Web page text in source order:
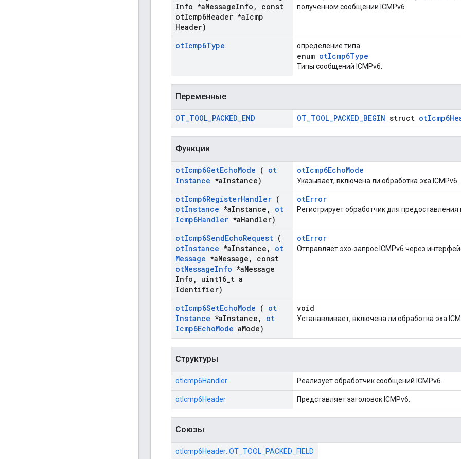
Info *aMessageInfo ,
const
otIcmp6Header *aIcmp
Header)
полученном сообщении ICMPv6.
otIcmp6Type определение типа
enum otIcmp6Type
Типы сообщений ICMPv6.
Переменные
OT_TOOL_PACKED_END OT_TOOL_PACKED_BEGIN struct
Функции
otIcmp6GetEchoMode ( ot
Instance *aInstance)
otIcmp6EchoMode
Указывает, включена ли обработка эха ICMPv6.
otIcmp6RegisterHandler (
otInstance *aInstance ,
ot
Icmp6Handler *aHandler)
otError
Регистрирует обработчик для
otIcmp6SendEchoRequest (
otInstance *aInstance ,
ot
Message *aMessage ,
const
otMessageInfo *aMessage
Info , uint16 t a
Identifier)
otError
Отправляет эхо-запрос ICMPv6 через
otIcmp6SetEchoMode ( ot
Instance *aInstance ,
ot
Icmp6EchoMode aMode)
void
Устанавливает, включена ли обработка эха
Структуры
otIcmp6Handler Реализует обработчик сообщений ICMPv6.
otIcmp6Header Представляет заголовок ICMPv6.
Союзы
otIcmp6Header::OT_TOOL_PACKED_FIELD